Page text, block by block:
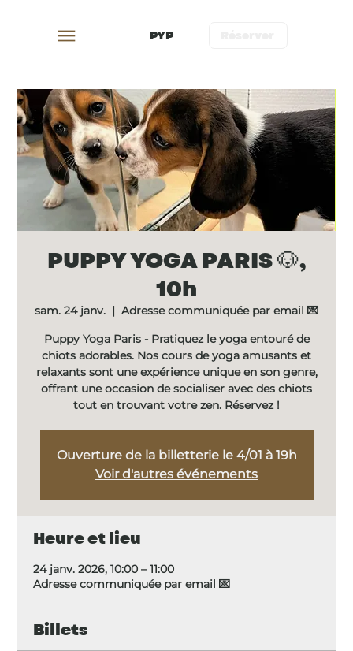
PYP
PUPPY YOGA PARIS 🐶,
10h
sam. 24 janv.
  |
Adresse communiquée par email 💌
Puppy Yoga Paris - Pratiquez le yoga entouré de
chiots adorables. Nos cours de yoga amusants et
relaxants sont une expérience unique en son genre,
offrant une occasion de socialiser avec des chiots
tout en trouvant votre zen. Réservez !
Ouverture de la billetterie le 4/01 à 19h
Voir d'autres événements
Heure et lieu
24 janv. 2026, 10:00 – 11:00
Adresse communiquée par email 💌
Billets